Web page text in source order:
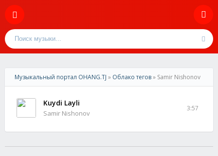
Музыкальный портал OHANG.TJ » Облако тегов» Samir Nishonov
Kuydi Layli
Samir Nishonov
3:57